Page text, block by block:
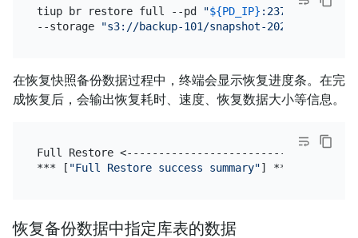
tiup br restore full --pd "${PD_IP} :2379"
--storage
"s3://backup-101/snapshot-
在恢复快照备份数据过程中，终端会显示恢复进度条。在完
成恢复后，会输出恢复耗时、速度、恢复数据大小等信息。
Full Restore
*** [ "Full Restore success summary"
恢复备份数据中指定库表的数据